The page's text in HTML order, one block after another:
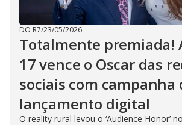
DO R7/23/05/2026
Totalmente premiada!
17 vence o Oscar das
sociais com campanha
lançamento digital
O reality rural levou o ‘Audience Honor’